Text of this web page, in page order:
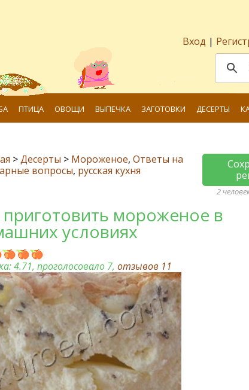
Вход |
ПТИЦА ОВОЩИ ВЫПЕЧКА ЗАГОТОВКИ ДЕСЕРТЫ
>Десерты > Мороженое, Ответы на
вопросы, русская кухня
2
приготовить мороженое в
условиях
4.71, проголосовало 7, отзывов 11